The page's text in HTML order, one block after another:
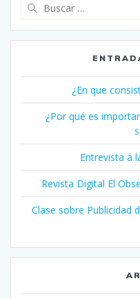
¿En que
¿Por qué es
Entrevista a
Revista Digital El
Clase sobre Publicidad